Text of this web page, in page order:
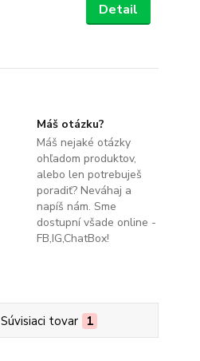
Detail
Máš otázku?
Máš nejaké otázky
ohľadom produktov,
alebo len potrebuješ
poradiť? Neváhaj a
napíš nám. Sme
dostupní všade online -
FB,IG,ChatBox!
Súvisiaci tovar 1